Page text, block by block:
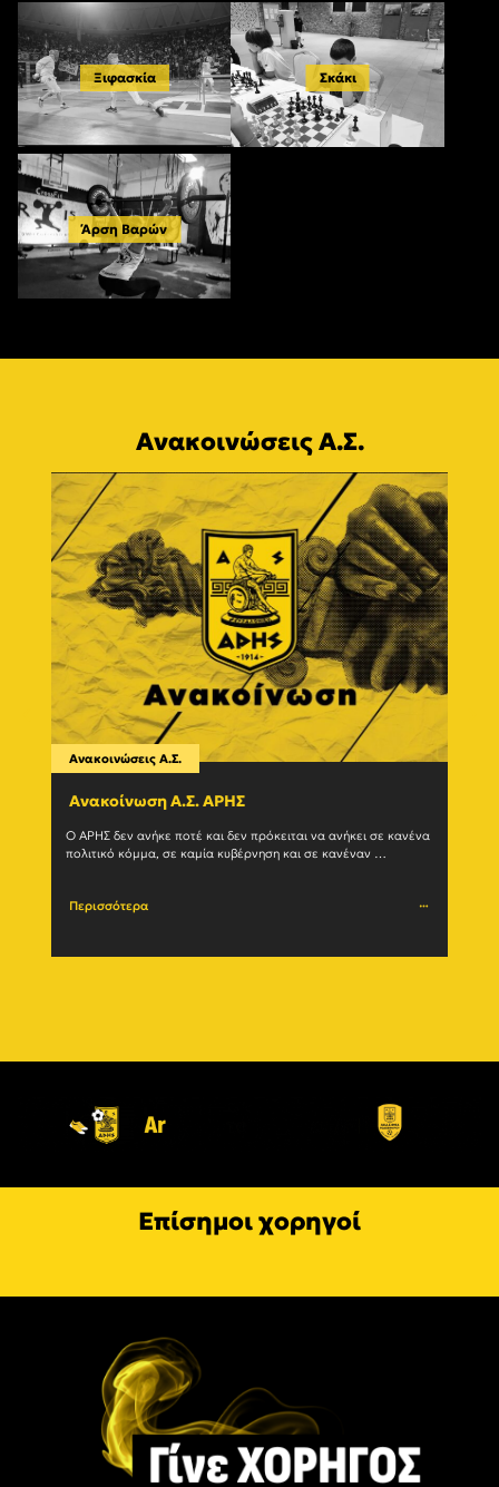
Ξιφασκία Σκάκι
Άρση Βαρών
Ανακοινώσεις Α.Σ.
Ανακοινώσεις Α.Σ.
Ανακοίνωση Α.Σ. ΑΡΗΣ
Ο ΑΡΗΣ δεν ανήκε ποτέ και δεν πρόκειται να ανήκει σε κανένα
πολιτικό κόμμα, σε καμία κυβέρνηση και σε κανέναν
Περισσότερα
Επίσημοι χορηγοί